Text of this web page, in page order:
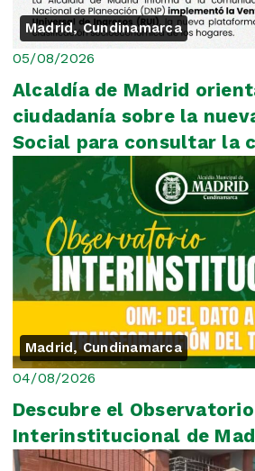
Madrid, Cundinamarca
05/08/2026
Alcaldía de Madrid
ciudadanía sobre la
Social para consultar la
del Sisbén
Madrid, Cundinamarca
04/08/2026
Descubre el Observatorio
Interinstitucional de